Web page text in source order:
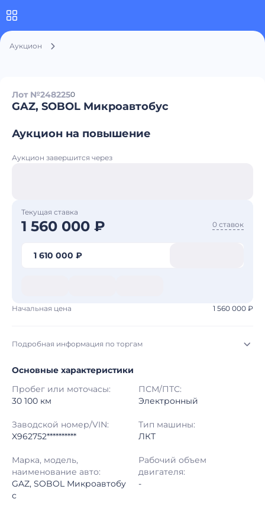
Аукцион
Лот №2482250
GAZ, SOBOL Микроавтобус
Аукцион на повышение
Аукцион завершится через
Текущая ставка
1 560 000 ₽ 0 ставок
1 610 000 ₽
Начальная цена 1 560 000 ₽
Подробная информация по торгам
Начало торгов: 05.08.2026, 09:00 МСК
Конец торгов: 12.08.2026, 09:00 МСК
Тип аукциона: Открытые торги
Шаг торгов: 50 000 ₽
Кол-во ставок:
Основные характеристики
Пробег или моточасы:
30 100 км
ПСМ/ПТС:
Электронный
Заводской номер/VIN:
X962752**********
Тип машины:
ЛКТ
Марка, модель,
наименование авто:
GAZ, SOBOL Микроавтобу
с
Рабочий объем
двигателя:
-